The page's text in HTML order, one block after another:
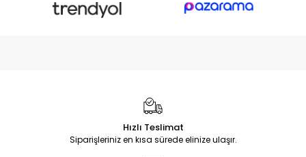
Hızlı Teslimat
Siparişleriniz en kısa sürede elinize ulaşır.